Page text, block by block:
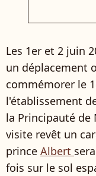
Les 1er et 2 juin
un déplacement
commémorer le
l'établissement
la Principauté de
visite revêt un
prince Albert
fois sur le sol